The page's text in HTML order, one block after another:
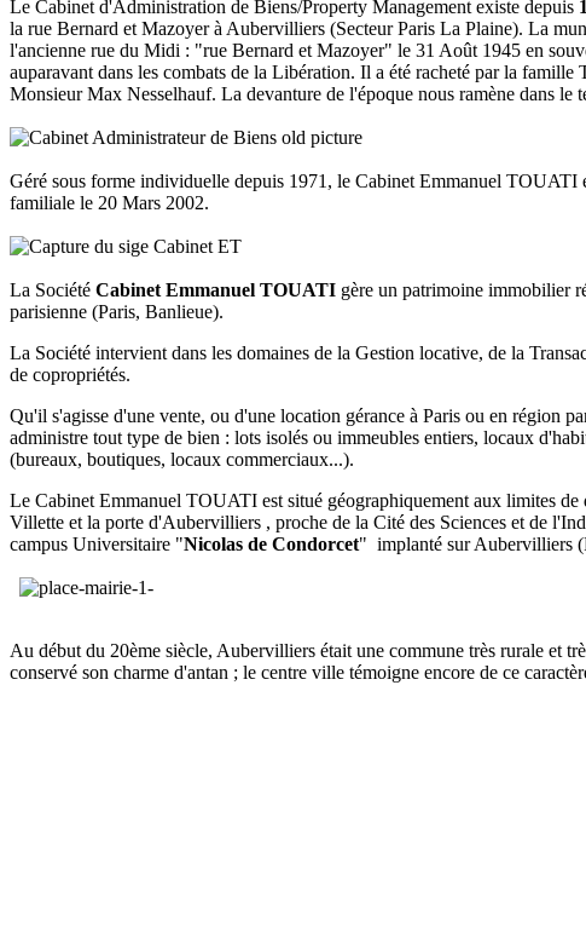
Le Cabinet d'Administration de Biens/Property Management existe depuis
la rue Bernard et Mazoyer à Aubervilliers (Secteur Paris La Plaine). La
l'ancienne rue du Midi : "rue Bernard et Mazoyer" le 31 Août 1945 en
auparavant dans les combats de la Libération. Il a été racheté par la famille
Monsieur Max Nesselhauf. La devanture de l'époque nous ramène dans le
Géré sous forme individuelle depuis 1971, le Cabinet Emmanuel TOUATI
familiale le 20 Mars 2002.
La Société Cabinet Emmanuel TOUATI gère un patrimoine immobilier
parisienne (Paris, Banlieue).
La Société intervient dans les domaines de la Gestion locative, de la
de copropriétés.
Qu'il s'agisse d'une vente, ou d'une location gérance à Paris ou en région
administre tout type de bien : lots isolés ou immeubles entiers, locaux
(bureaux, boutiques, locaux commerciaux...).
Le Cabinet Emmanuel TOUATI est situé géographiquement aux limites de
Villette et la porte d'Aubervilliers , proche de la Cité des Sciences et de
campus Universitaire "Nicolas de Condorcet" implanté sur Aubervilliers
Au début du 20ème siècle, Aubervilliers était une commune très rurale et
conservé son charme d'antan ; le centre ville témoigne encore de ce